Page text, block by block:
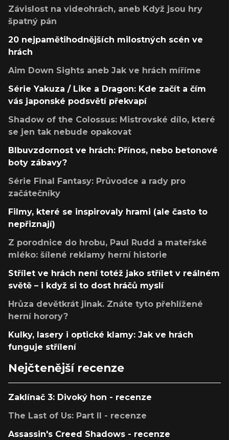
Závislost na videohrách, aneb Když jsou hry
špatný pán
20 nejpamětihodnějších milostných scén ve
hrách
Aim Down Sights aneb Jak ve hrách míříme
Série Yakuza / Like a Dragon: Kde začít a čím
vás japonské podsvětí překvapí
Shadow of the Colossus: Mistrovské dílo, které
se jen tak nebude opakovat
Blbuvzdornost ve hrách: Přínos, nebo betonové
boty zábavy?
Série Final Fantasy: Průvodce a rady pro
začátečníky
Filmy, které se inspirovaly hrami (ale často to
nepřiznají)
Z porodnice do hrobu, Paul Rudd a mateřské
mléko: šílené reklamy herní historie
Střílet ve hrách není totéž jako střílet v reálném
světě – i když si to dost hráčů myslí
Hrůza devětkrát jinak. Znáte tyto přehlížené
herní horory?
Kulky, lasery i optické klamy: Jak ve hrách
funguje střílení
Nejčtenější recenze
Zaklínač 3: Divoký hon - recenze
The Last of Us: Part II - recenze
Assassin's Creed Shadows - recenze